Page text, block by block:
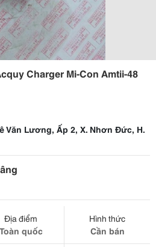
Charger Mi-Con Amtii-48
Văn Lương, Ấp 2, X. Nhơn Đức, H.
Địa điểm
Toàn quốc
Hình thức
Cần bán